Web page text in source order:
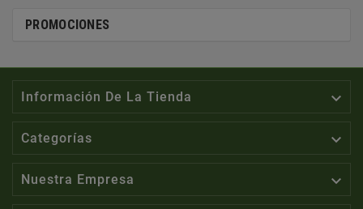
PROMOCIONES
Información De La Tienda 
Categorías 
Nuestra Empresa 